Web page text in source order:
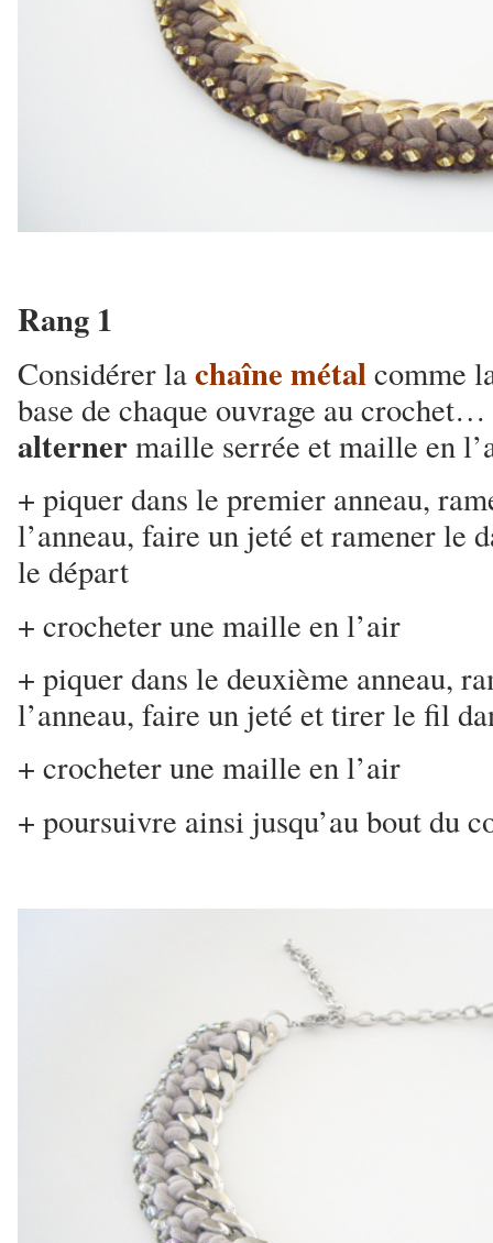
Rang 1
Considérer lachaîne métalcomme
base de chaque ouvrage au
alternermaille serrée et maille en
+ piquer dans le premier anneau,
l’anneau, faire un jeté et ramener le
le départ
+ crocheter une maille en l’air
+ piquer dans le deuxième anneau,
l’anneau, faire un jeté et tirer le fil
+ crocheter une maille en l’air
+ poursuivre ainsi jusqu’au bout du